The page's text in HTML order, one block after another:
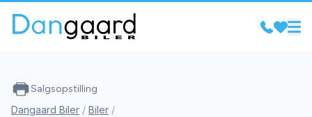
Salgsopstilling
Dangaard Biler / Biler /